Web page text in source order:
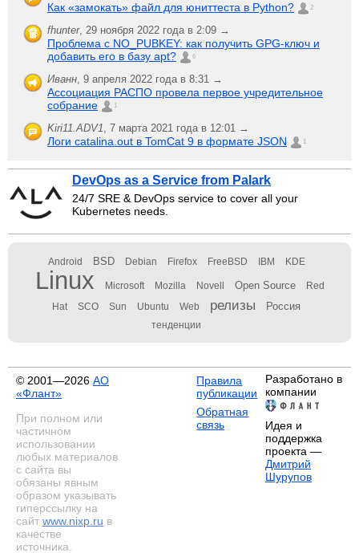
Как «замокать» файл для юниттеста в Python? 2
fhunter, 29 ноября 2022 года в 2:09 →
Проблема с NO_PUBKEY: как получить GPG-ключ и
добавить его в базу apt?
6
Иванн, 9 апреля 2022 года в 8:31 →
Ассоциация РАСПО провела первое учредительное
собрание
1
Kiri11.ADV1, 7 марта 2021 года в 12:01 →
Логи catalina.out в TomCat 9 в формате JSON 1
DevOps as a Service from Palark
24/7 SRE & DevOps service to cover all your
Kubernetes needs.
Android BSD Debian Firefox FreeBSD IBM KDE
Linux Microsoft Mozilla Novell Open Source Red
Hat SCO Sun Ubuntu Web релизы Россия
тенденции
© 2001—2026 АО
«Флант»
При полном или
частичном
использовании
любых материалов
с сайта вы
обязаны явным
образом указывать
гиперссылку на
сайт www.nixp.ru в
качестве
источника.
Правила
публикации
Обратная
связь
Разработано в
компании
Идея и
поддержка
проекта —
Дмитрий
Шурупов